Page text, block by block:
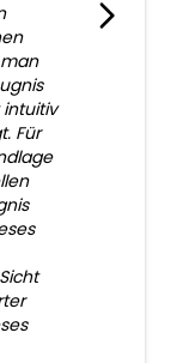
intuitiv
Für